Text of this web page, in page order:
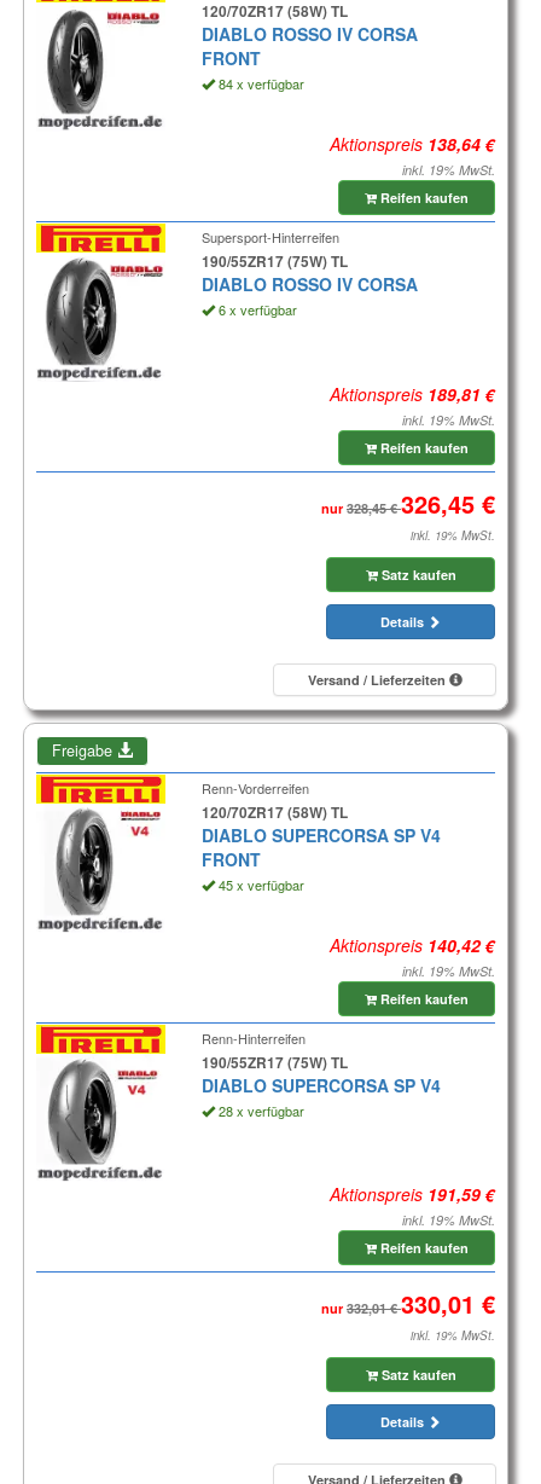
120/70ZR17 (58W) TL
DIABLO ROSSO IV CORSA
FRONT
84 x verfügbar
Aktionspreis
inkl. 19% MwSt.
Reifen kaufen
Supersport-Hinterreifen
190/55ZR17 (75W) TL
DIABLO ROSSO IV CORSA
6 x verfügbar
Aktionspreis
inkl. 19% MwSt.
Reifen kaufen
nur
inkl. 19% MwSt.
Satz kaufen
Details
Versand / Lieferzeiten
Freigabe
Renn-Vorderreifen
120/70ZR17 (58W) TL
DIABLO SUPERCORSA SP V4
FRONT
45 x verfügbar
Aktionspreis
inkl. 19% MwSt.
Reifen kaufen
Renn-Hinterreifen
190/55ZR17 (75W) TL
DIABLO SUPERCORSA SP V4
28 x verfügbar
Aktionspreis
inkl. 19% MwSt.
Reifen kaufen
nur
inkl. 19% MwSt.
Satz kaufen
Details
Versand / Lieferzeiten